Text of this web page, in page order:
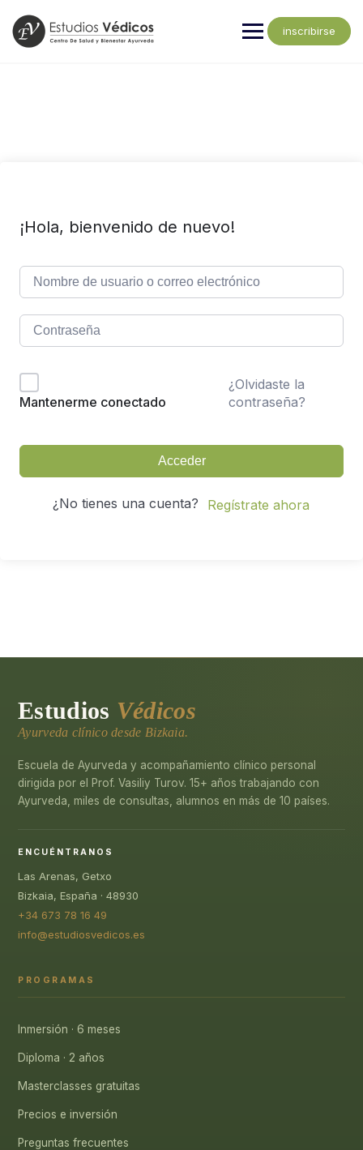
inscribirse
¡Hola, bienvenido de nuevo!
Mantenerme conectado
¿Olvidaste la
contraseña?
Acceder
¿No tienes una cuenta? Regístrate ahora
Estudios Védicos
Ayurveda clínico desde Bizkaia.
Escuela de Ayurveda y acompañamiento clínico personal
dirigida por el Prof. Vasiliy Turov. 15+ años trabajando con
Ayurveda, miles de consultas, alumnos en más de 10 países.
ENCUÉNTRANOS
Las Arenas, Getxo
Bizkaia, España · 48930
+34 673 78 16 49
info@estudiosvedicos.es
PROGRAMAS
Inmersión · 6 meses
Diploma · 2 años
Masterclasses gratuitas
Precios e inversión
Preguntas frecuentes